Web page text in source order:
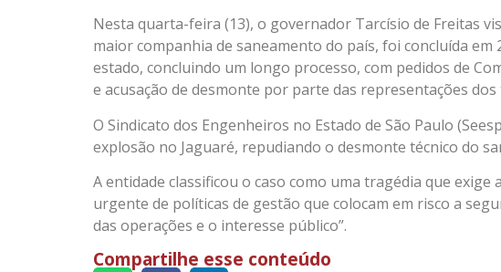
Nesta quarta-feira (13), o governador Tarcísio de Freitas
maior companhia de saneamento do país, foi concluída
estado, concluindo um longo processo, com pedidos de
e acusação de desmonte por parte das representações
O Sindicato dos Engenheiros no Estado de São Paulo
explosão no Jaguaré, repudiando o desmonte técnico do
A entidade classificou o caso como uma tragédia que exige
urgente de políticas de gestão que colocam em risco a
das operações e o interesse público”.
Compartilhe esse conteúdo